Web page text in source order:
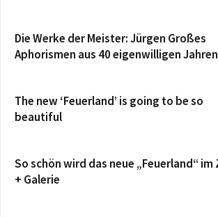
Die Werke der Meister: Jürgen Großes
Aphorismen aus 40 eigenwilligen Jahren
The new ‘Feuerland’ is going to be so
beautiful
So schön wird das neue „Feuerland“ im
+ Galerie